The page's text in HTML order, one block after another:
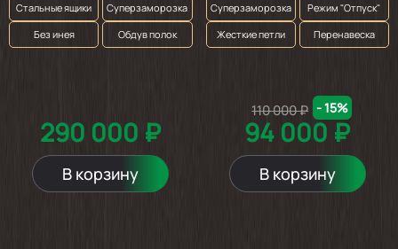
Стальные ящики
Суперзаморозка
Без инея
Обдув полок
290 000 ₽
В корзину
Суперзаморозка
Режим "Отпуск"
Жесткие петли
Перенавеска
94 000 ₽
110 000 ₽ - 15%
В корзину